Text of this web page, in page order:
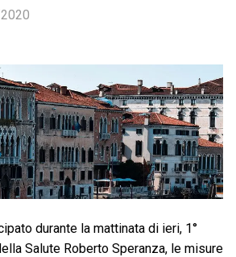
durante la mattinata di ieri, 1°
Salute Roberto Speranza, le misure